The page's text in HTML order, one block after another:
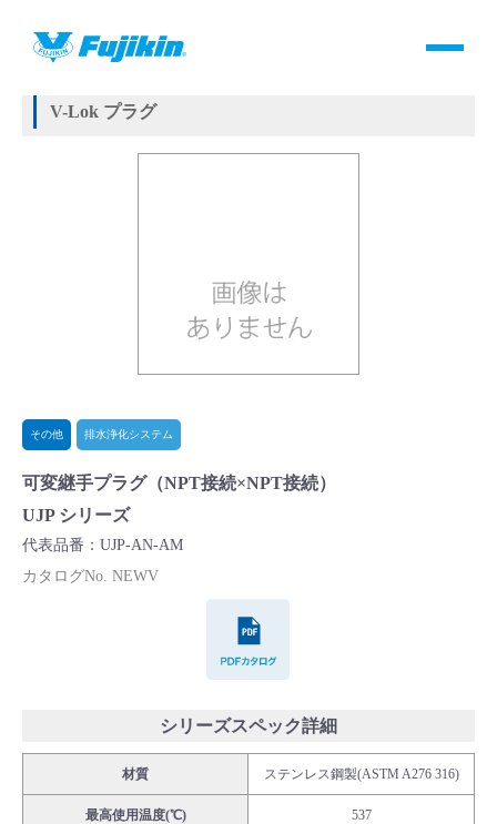
製品情報
製品カタログダウンロード
よくあるご質問(FAQ)・用語集
Cv値・流量計算ツール
製品動画一覧
HOME 製品情報
V-Lok プラグ
その他 排水浄化システム
可変継手プラグ（NPT接続×NPT接続）
UJP シリーズ
代表品番：UJP-AN-AM
カタログNo. NEWV
シリーズスペック詳細
材質 ステンレス鋼製(ASTM A276 316)
最高使用温度(℃) 537